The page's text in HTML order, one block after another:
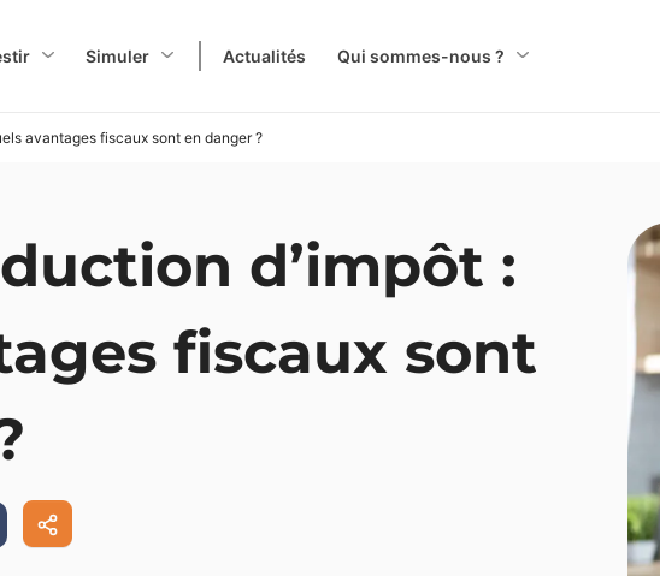
Simuler Actualités Qui sommes-nous ?
avantages fiscaux sont en danger ?
d’impôt :
fiscaux sont